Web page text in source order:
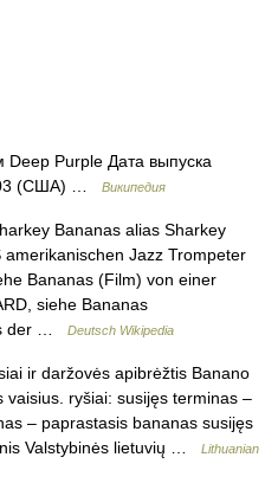
Purple Дата выпуска
(США) …
Википедия
Bananas alias Sharkey
Jazz Trompeter
Bananas (Film) von einer
siehe Bananas
der …
Deutsch Wikipedia
ir daržovės apibrėžtis Banano
ryšiai: susijęs terminas –
– paprastasis bananas susijęs
Valstybinės lietuvių …
Lithuanian